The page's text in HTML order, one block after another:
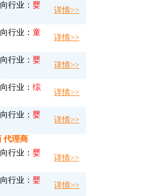
行业： 婴
详情>>
行业： 童
详情>>
行业： 婴
详情>>
行业： 综
详情>>
行业： 婴
详情>>
代理商
行业： 婴
详情>>
行业： 婴
详情>>